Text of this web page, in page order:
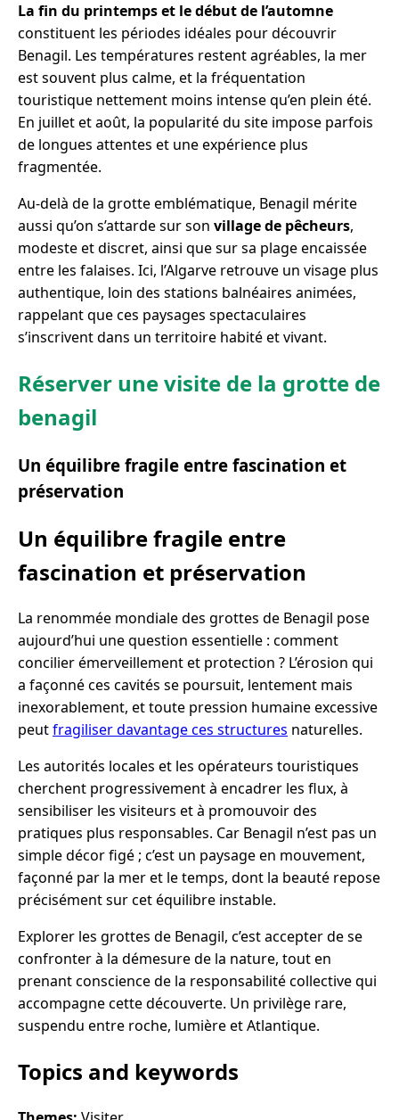
La fin du printemps et le début de l’automne
constituent les périodes idéales pour découvrir
Benagil. Les températures restent agréables, la mer
est souvent plus calme, et la fréquentation
touristique nettement moins intense qu’en plein été.
En juillet et août, la popularité du site impose parfois
de longues attentes et une expérience plus
fragmentée.
Au-delà de la grotte emblématique, Benagil mérite
aussi qu’on s’attarde sur son village de pêcheurs,
modeste et discret, ainsi que sur sa plage encaissée
entre les falaises. Ici, l’Algarve retrouve un visage plus
authentique, loin des stations balnéaires animées,
rappelant que ces paysages spectaculaires
s’inscrivent dans un territoire habité et vivant.
Réserver une visite de la grotte de
benagil
Un équilibre fragile entre fascination et
préservation
Un équilibre fragile entre
fascination et préservation
La renommée mondiale des grottes de Benagil pose
aujourd’hui une question essentielle : comment
concilier émerveillement et protection ? L’érosion qui
a façonné ces cavités se poursuit, lentement mais
inexorablement, et toute pression humaine excessive
peutfragiliser davantage ces structures naturelles.
Les autorités locales et les opérateurs touristiques
cherchent progressivement à encadrer les flux, à
sensibiliser les visiteurs et à promouvoir des
pratiques plus responsables. Car Benagil n’est pas un
simple décor figé ; c’est un paysage en mouvement,
façonné par la mer et le temps, dont la beauté repose
précisément sur cet équilibre instable.
Explorer les grottes de Benagil, c’est accepter de se
confronter à la démesure de la nature, tout en
prenant conscience de la responsabilité collective qui
accompagne cette découverte. Un privilège rare,
suspendu entre roche, lumière et Atlantique.
Topics and keywords